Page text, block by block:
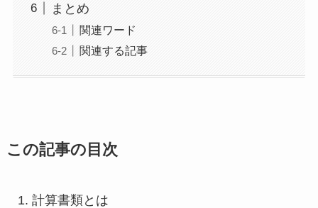
まとめ
関連ワード
関連する記事
この記事の目次
計算書類とは